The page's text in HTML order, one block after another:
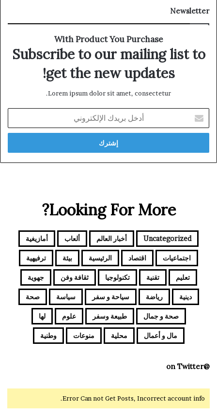
Newsletter
With Product You Purchase
Subscribe to our mailing list to
get the new updates!
Lorem ipsum dolor sit amet, consectetur.
بريدك
الإلكتروني
Looking For More?
Uncategorized أخبار العالم ألعاب أمازيغية
اجتماعيات اقتصاد الرئيسية بيئة ترفيهية
تعليم تقنية تكنولوجيا ثقافة وفن جهوية
دينية رياضة سياحة و سفر سياسة صحة
صحة و جمال طبيعة وسفر علوم لها
مال و أعمال محلية منوعات وطنية
@on Twitter
Error Can not Get Posts, Incorrect account info.